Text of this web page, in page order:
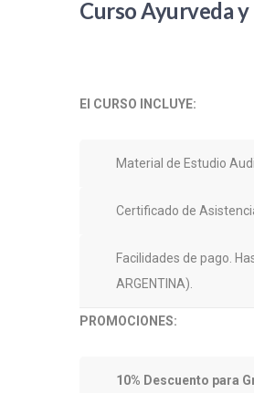
Curso Ayurveda
El CURSO INCLUYE:
Material de Estudio
Certificado de
Facilidades de pago.
ARGENTINA).
PROMOCIONES:
10% Descuento para